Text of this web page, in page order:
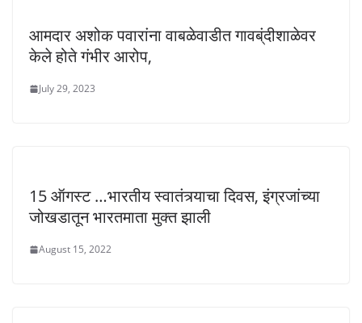
आमदार अशोक पवारांना वाबळेवाडीत गावब्ंदीशाळेवर
केले होते गंभीर आरोप,
July 29, 2023
15 ऑगस्ट …भारतीय स्वातंत्र्याचा दिवस, इंग्रजांच्या
जोखडातून भारतमाता मुक्त झाली
August 15, 2022